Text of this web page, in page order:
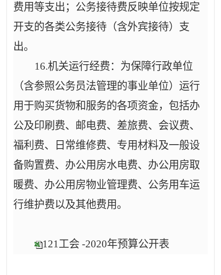
费用等支出；公务接待费反映单位按规定
开支的各类公务接待（含外宾接待）支
出。
16.机关运行经费：为保障行政单位
（含参照公务员法管理的事业单位）运行
用于购买货物和服务的各项资金，包括办
公及印刷费、邮电费、差旅费、会议费、
福利费、日常维修费、专用材料及一般设
备购置费、办公用房水电费、办公用房取
暖费、办公用房物业管理费、公务用车运
行维护费以及其他费用。
121工会 -2020年预算公开表